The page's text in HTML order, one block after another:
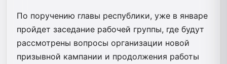
По поручению главы республики, уже в январе
пройдет заседание рабочей группы, где будут
рассмотрены вопросы организации новой
призывной кампании и продолжения работы